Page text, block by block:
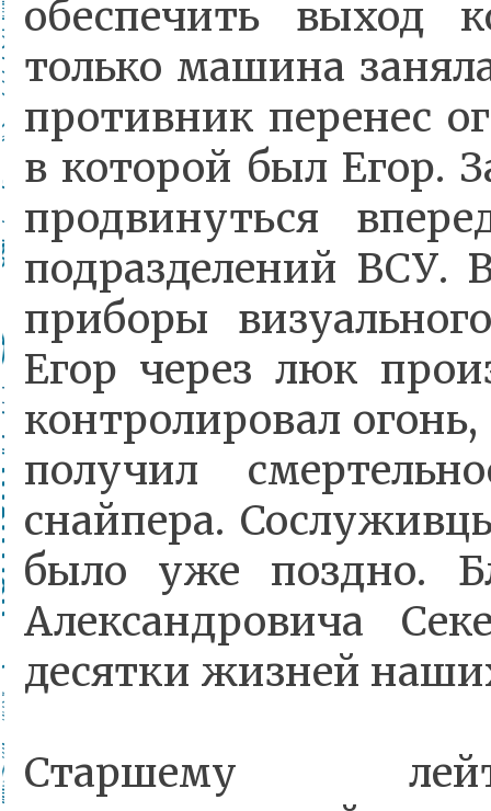
обеспечить выход
только машина
противник перенес
в которой был Егор.
продвинуться
подразделений ВСУ.
приборы
Егор через люк
контролировал
получил
снайпера.
было уже поздно.
Александровича
десятки жизней
Старшему